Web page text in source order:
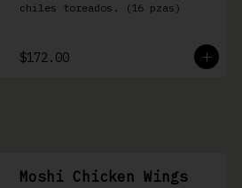
chiles toreados. (16 pzas)
$172.00
Moshi Chicken Wings